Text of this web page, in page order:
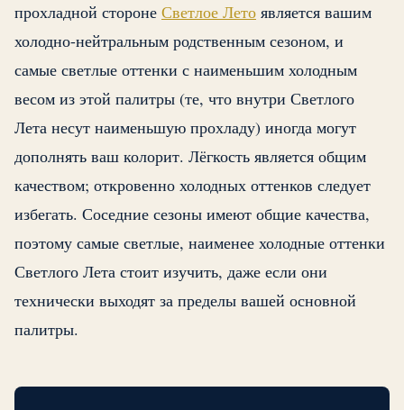
прохладной стороне Светлое Лето является вашим
холодно-нейтральным родственным сезоном, и
самые светлые оттенки с наименьшим холодным
весом из этой палитры (те, что внутри Светлого
Лета несут наименьшую прохладу) иногда могут
дополнять ваш колорит. Лёгкость является общим
качеством; откровенно холодных оттенков следует
избегать. Соседние сезоны имеют общие качества,
поэтому самые светлые, наименее холодные оттенки
Светлого Лета стоит изучить, даже если они
технически выходят за пределы вашей основной
палитры.